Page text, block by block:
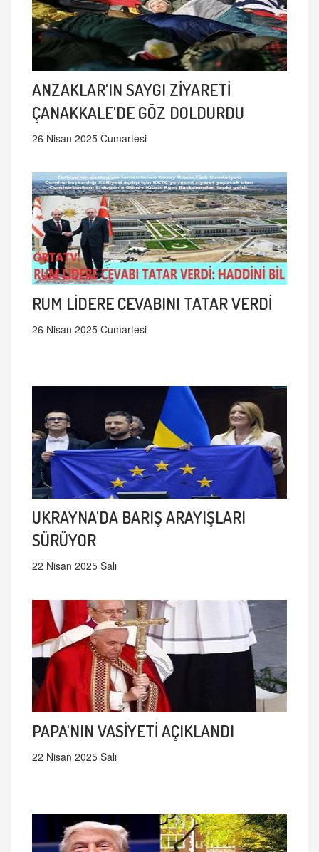
ANZAKLAR'IN SAYGI ZİYARETİ
ÇANAKKALE'DE GÖZ DOLDURDU
26 Nisan 2025 Cumartesi
RUM LİDERE CEVABINI TATAR VERDİ
26 Nisan 2025 Cumartesi
UKRAYNA'DA BARIŞ ARAYIŞLARI
SÜRÜYOR
22 Nisan 2025 Salı
PAPA'NIN VASİYETİ AÇIKLANDI
22 Nisan 2025 Salı